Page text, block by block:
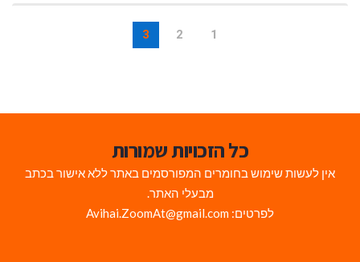
1
2
3
כל הזכויות שמורות
אין לעשות שימוש בחומרים המפורסמים באתר ללא אישור בכתב
מבעלי האתר.
לפרטים: Avihai.ZoomAt@gmail.com